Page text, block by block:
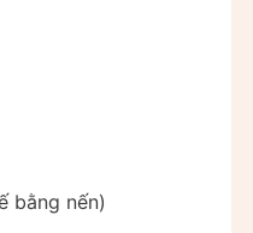
bằng nến)